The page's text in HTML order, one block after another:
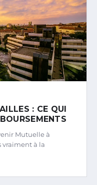
: CE QUI
Mutuelle à
vraiment à la